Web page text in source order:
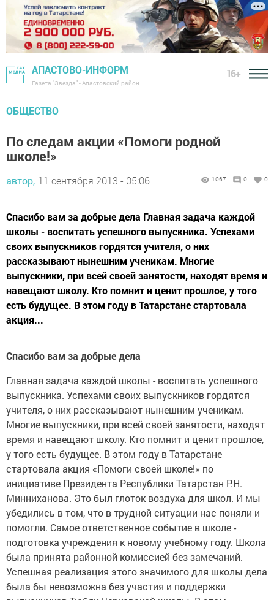
АПАСТОВО-ИНФОРМ
Газета "Звезда" - Апастовский район
16+
ОБЩЕСТВО
По следам акции «Помоги родной
школе!»
автор, 11 сентября 2013 - 05:06 1067 0 0
Спасибо вам за добрые дела Главная задача каждой
школы - воспитать успешного выпускника. Успехами
своих выпускников гордятся учителя, о них
рассказывают нынешним ученикам. Многие
выпускники, при всей своей занятости, находят время и
навещают школу. Кто помнит и ценит прошлое, у того
есть будущее. В этом году в Татарстане стартовала
акция...
Спасибо вам за добрые дела
Главная задача каждой школы - воспитать успешного
выпускника. Успехами своих выпускников гордятся
учителя, о них рассказывают нынешним ученикам.
Многие выпускники, при всей своей занятости, находят
время и навещают школу. Кто помнит и ценит прошлое,
у того есть будущее. В этом году в Татарстане
стартовала акция «Помоги своей школе!» по
инициативе Президента Республики Татарстан Р.Н.
Минниханова. Это был глоток воздуха для школ. И мы
убедились в том, что в трудной ситуации нас поняли и
помогли. Самое ответственное событие в школе -
подготовка учреждения к новому учебному году. Школа
была принята районной комиссией без замечаний.
Успешная реализация этого значимого для школы дела
была бы невозможна без участия и поддержки